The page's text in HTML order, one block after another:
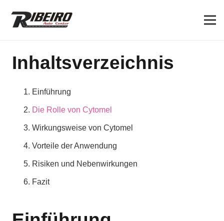
Inhaltsverzeichnis
Einführung
Die Rolle von Cytomel
Wirkungsweise von Cytomel
Vorteile der Anwendung
Risiken und Nebenwirkungen
Fazit